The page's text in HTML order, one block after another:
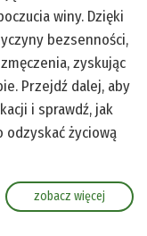
winy. Dzięki
bezsenności,
zyskując
Przejdź dalej, aby
i sprawdź, jak
odzyskać życiową
zobacz więcej